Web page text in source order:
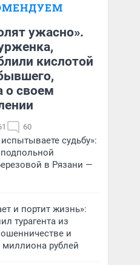
Литкевич
ужасно».
кислотой
о своем
60
судьбу»:
в Рязани —
и портит жизнь»:
турагента из
и
рублей